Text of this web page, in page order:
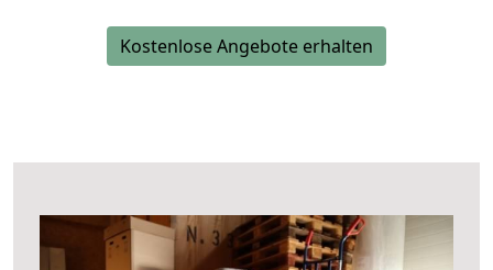
Kostenlose Angebote erhalten